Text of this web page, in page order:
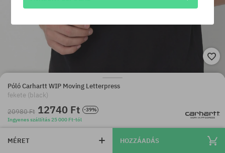
Póló Carhartt WIP Moving Letterpress
fekete (black)
20980 Ft 12740 Ft
-39%
Ingyenes szállítás 25 000 Ft-tól
MÉRET HOZZÁADÁS